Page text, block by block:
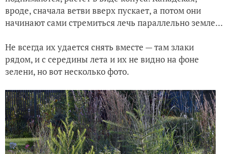
вроде, сначала ветви вверх пускает, а потом они
начинают сами стремиться лечь параллельно земле...
Не всегда их удается снять вместе — там злаки
рядом, и с середины лета и их не видно на фоне
зелени, но вот несколько фото.